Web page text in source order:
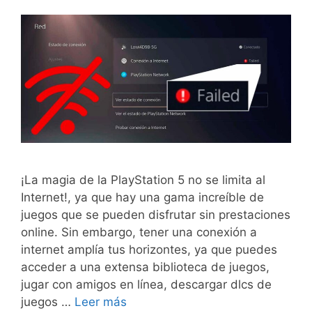
¡La magia de la PlayStation 5 no se limita al
Internet!, ya que hay una gama increíble de
juegos que se pueden disfrutar sin prestaciones
online. Sin embargo, tener una conexión a
internet amplía tus horizontes, ya que puedes
acceder a una extensa biblioteca de juegos,
jugar con amigos en línea, descargar dlcs de
juegos … Leer más